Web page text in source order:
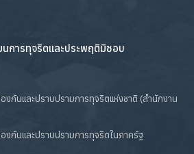
นการทุจริตและประพฤติมิชอบ
กันและปราบปรามการทุจริตแห่งชาติ (สำนักงาน
กันและปราบปรามการทุจริตในภาครัฐ